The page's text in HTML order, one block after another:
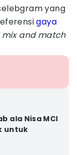
yang
gaya
mix and match
ala Nisa MCI
untuk